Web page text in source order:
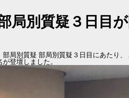
別質疑３日目が
局別質疑 部局別質疑３日目にあたり
登壇しました。